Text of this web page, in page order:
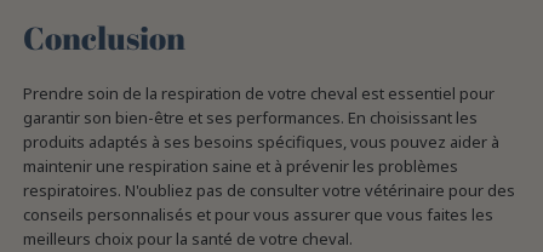
Conclusion
Prendre soin de la respiration de votre cheval est essentiel pour
garantir son bien-être et ses performances. En choisissant les
produits adaptés à ses besoins spécifiques, vous pouvez aider à
maintenir une respiration saine et à prévenir les problèmes
respiratoires. N'oubliez pas de consulter votre vétérinaire pour des
conseils personnalisés et pour vous assurer que vous faites les
meilleurs choix pour la santé de votre cheval.